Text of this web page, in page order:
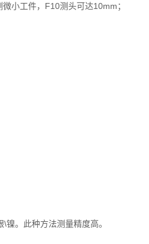
小工件，F10测头可达10mm；
。此种方法测量精度高。